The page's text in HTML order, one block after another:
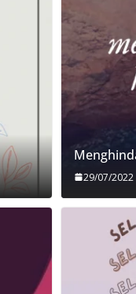
29/07/2022